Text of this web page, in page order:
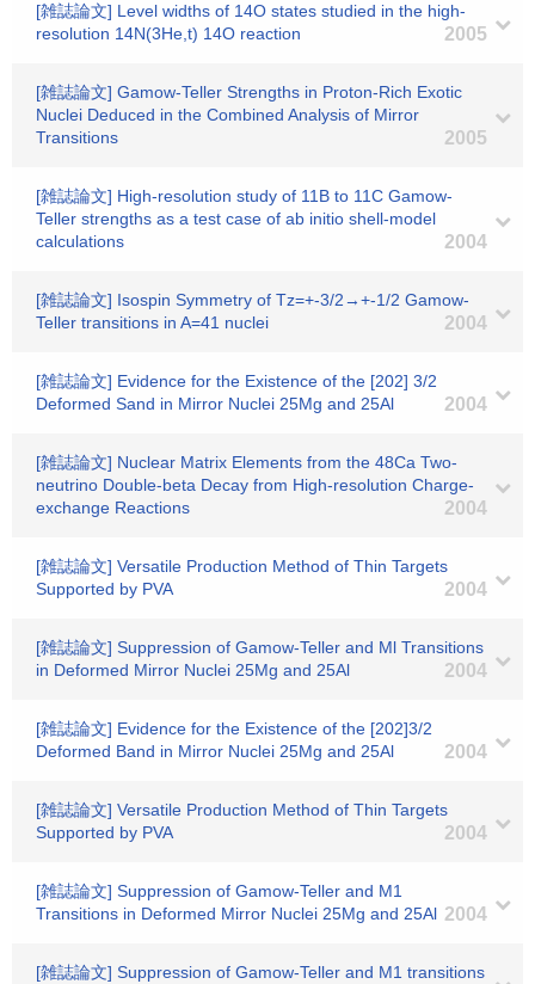
[雑誌論文] Level widths of 14O states studied in the high-
resolution 14N(3He,t) 14O reaction
2005
[雑誌論文] Gamow-Teller Strengths in Proton-Rich Exotic
Nuclei Deduced in the Combined Analysis of Mirror
Transitions
2005
[雑誌論文] High-resolution study of 11B to 11C Gamow-
Teller strengths as a test case of ab initio shell-model
calculations
2004
[雑誌論文] Isospin Symmetry of Tz=+-3/2→+-1/2 Gamow-
Teller transitions in A=41 nuclei
2004
[雑誌論文] Evidence for the Existence of the [202] 3/2
Deformed Sand in Mirror Nuclei 25Mg and 25Al
2004
[雑誌論文] Nuclear Matrix Elements from the 48Ca Two-
neutrino Double-beta Decay from High-resolution Charge-
exchange Reactions
2004
[雑誌論文] Versatile Production Method of Thin Targets
Supported by PVA
2004
[雑誌論文] Suppression of Gamow-Teller and Ml Transitions
in Deformed Mirror Nuclei 25Mg and 25Al
2004
[雑誌論文] Evidence for the Existence of the [202]3/2
Deformed Band in Mirror Nuclei 25Mg and 25Al
2004
[雑誌論文] Versatile Production Method of Thin Targets
Supported by PVA
2004
[雑誌論文] Suppression of Gamow-Teller and M1
Transitions in Deformed Mirror Nuclei 25Mg and 25Al 2004
[雑誌論文] Suppression of Gamow-Teller and M1 transitions